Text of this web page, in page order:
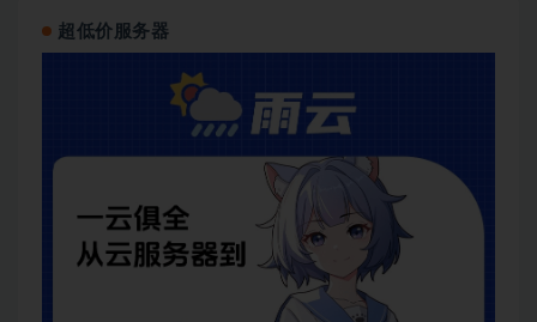
超低价服务器